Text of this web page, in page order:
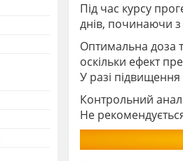
Під час курсу
днів, починаючи
Оптимальна доза
оскільки ефект
У разі
Контрольний
Не